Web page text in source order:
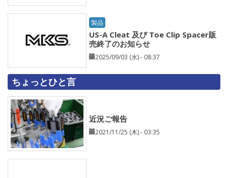
製品
US-A Cleat 及び Toe Clip Spacer販
売終了のお知らせ
2025/09/03 (水) - 08:37
ちょっとひと言
近況ご報告
2021/11/25 (木) - 03:35